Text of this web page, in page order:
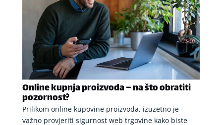
Online kupnja proizvoda – na što obratiti
pozornost?
Prilikom online kupovine proizvoda, izuzetno je
važno provjeriti sigurnost web trgovine kako biste